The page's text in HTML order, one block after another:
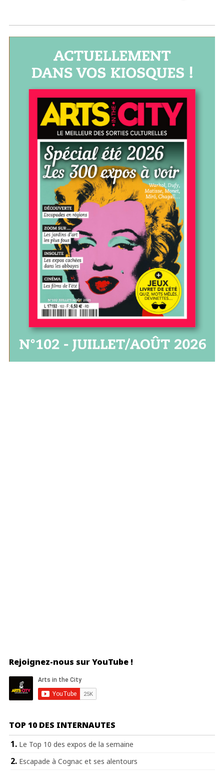
Rejoignez-nous sur YouTube !
TOP 10 DES INTERNAUTES
Le Top 10 des expos de la semaine
Escapade à Cognac et ses alentours